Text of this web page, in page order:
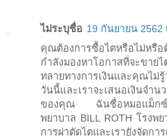
ไม่ระบุชื่อ 19 กันยายน 2562
คุณต้องการซื้อไตหรือไม่ห
กำลังมองหาโอกาสที่จะขาย
ทลายทางการเงินและคุณไม่
วันนี้และเราจะเสนอเงินจ
ของคุณ ฉันชื่อหมอแม็กซ์เว
พยาบาล BILL ROTH โรงพ
การผ่าตัดไตและเรายังจัดก